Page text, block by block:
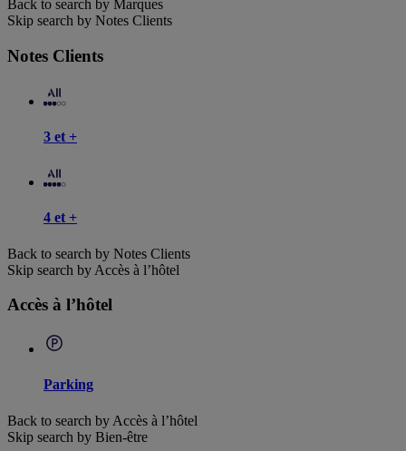
Back to search by Marques
Skip search by Notes Clients
Notes Clients
3 et +
4 et +
Back to search by Notes Clients
Skip search by Accès à l’hôtel
Accès à l’hôtel
Parking
Back to search by Accès à l’hôtel
Skip search by Bien-être